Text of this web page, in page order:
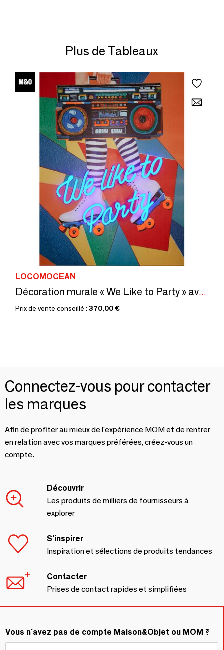
Plus de Tableaux
LOCOMOCEAN
Décoration murale « We Like to Party » avec néon LED - Petite
Prix de vente conseillé : 370,00 €
Connectez-vous pour contacter
les marques
Afin de profiter au mieux de l'expérience MOM et de rentrer
en relation avec vos marques préférées, créez-vous un
compte.
Découvrir
Les produits de milliers de fournisseurs à
explorer
S'inspirer
Inspiration et sélections de produits tendances
Contacter
Prises de contact rapides et simplifiées
Vous n'avez pas de compte Maison&Objet ou MOM ?